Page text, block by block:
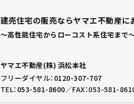
建売住宅の販売ならヤマエ不動産に
～高性能住宅からローコスト系住宅まで
ヤマエ不動産(株) 浜松本社
フリーダイヤル： 0120-307-707
TEL： 053-581-8600／FAX：053-581-